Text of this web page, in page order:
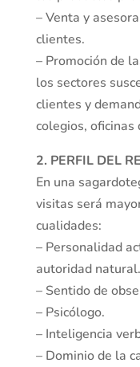
– Venta y
clientes.
– Promoción de
los sectores
clientes y
colegios,
2. PERFIL DEL
En una
visitas será
cualidades:
– Personalidad
autoridad natural.
– Sentido de
– Psicólogo.
– Inteligencia
– Dominio de la